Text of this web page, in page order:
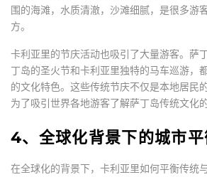
围的海滩，水质清澈，沙滩细腻，是很多游
方。
卡利亚里的节庆活动也吸引了大量游客。萨
丁岛的圣火节和卡利亚里独特的马车巡游，
的文化特色。这些传统节庆不仅是本地居民
为了吸引世界各地游客了解萨丁岛传统文化的
4、全球化背景下的城市平
在全球化的背景下，卡利亚里如何平衡传统